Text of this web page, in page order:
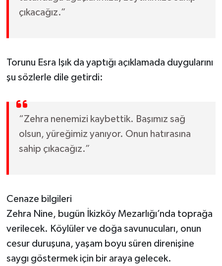
çıkacağız.”
Torunu Esra Işık da yaptığı açıklamada duygularını
şu sözlerle dile getirdi:
“Zehra nenemizi kaybettik. Başımız sağ
olsun, yüreğimiz yanıyor. Onun hatırasına
sahip çıkacağız.”
Cenaze bilgileri
Zehra Nine, bugün İkizköy Mezarlığı’nda toprağa
verilecek. Köylüler ve doğa savunucuları, onun
cesur duruşuna, yaşam boyu süren direnişine
saygı göstermek için bir araya gelecek.